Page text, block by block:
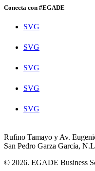
Conecta con #EGADE
SVG
SVG
SVG
SVG
SVG
Rufino Tamayo y Av.
San Pedro Garza García,
© 2026. EGADE Business